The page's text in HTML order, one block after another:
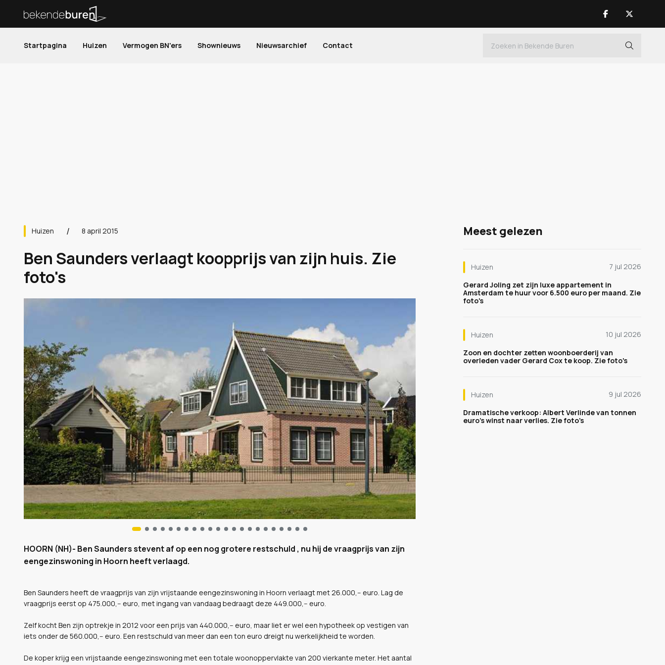
Startpagina Huizen Vermogen BN'ers Shownieuws Nieuwsarchief Contact
Huizen 8 april 2015
Ben Saunders verlaagt koopprijs van zijn huis. Zie
foto's
HOORN (NH)- Ben Saunders stevent af op een nog grotere restschuld , nu hij de vraagprijs van zijn
eengezinswoning in Hoorn heeft verlaagd.
Ben Saunders heeft de vraagprijs van zijn vrijstaande eengezinswoning in Hoorn verlaagt met 26.000,-- euro. Lag de
vraagprijs eerst op 475.000,-- euro, met ingang van vandaag bedraagt deze 449.000,-- euro.
Zelf kocht Ben zijn optrekje in 2012 voor een prijs van 440.000,-- euro, maar liet er wel een hypotheek op vestigen van
iets onder de 560.000,-- euro. Een restschuld van meer dan een ton euro dreigt nu werkelijkheid te worden.
De koper krijg een vrijstaande eengezinswoning met een totale woonoppervlakte van 200 vierkante meter. Het aantal
Meest gelezen
Huizen
7 jul 2026
Gerard Joling zet zijn luxe appartement in
Amsterdam te huur voor 6.500 euro per maand. Zie
foto's
Huizen
10 jul 2026
Zoon en dochter zetten woonboerderij van
overleden vader Gerard Cox te koop. Zie foto's
Huizen
9 jul 2026
Dramatische verkoop: Albert Verlinde van tonnen
euro's winst naar verlies. Zie foto's